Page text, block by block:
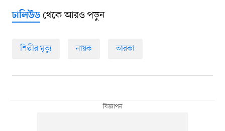
ঢালিউডথেকে আরও পড়ুন
শিল্পীর মৃত্যু নায়ক তারকা